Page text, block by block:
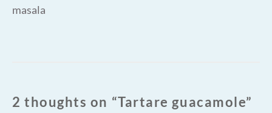
2 thoughts on “Tartare guacamole”